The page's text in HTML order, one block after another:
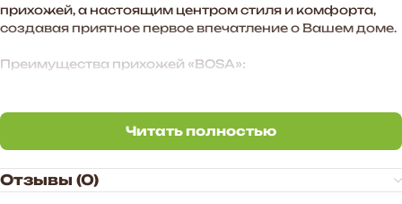
прихожей, а настоящим центром стиля и комфорта,
создавая приятное первое впечатление о Вашем доме.
Преимущества прихожей «BOSA»:
— Стильные МДФ-фасады в цвете графит софт
создают атмосферу уюта в помещении.
— Произвольное расположение модулей. Также есть
Читать полностью
Читать полностью
Отзывы (0)